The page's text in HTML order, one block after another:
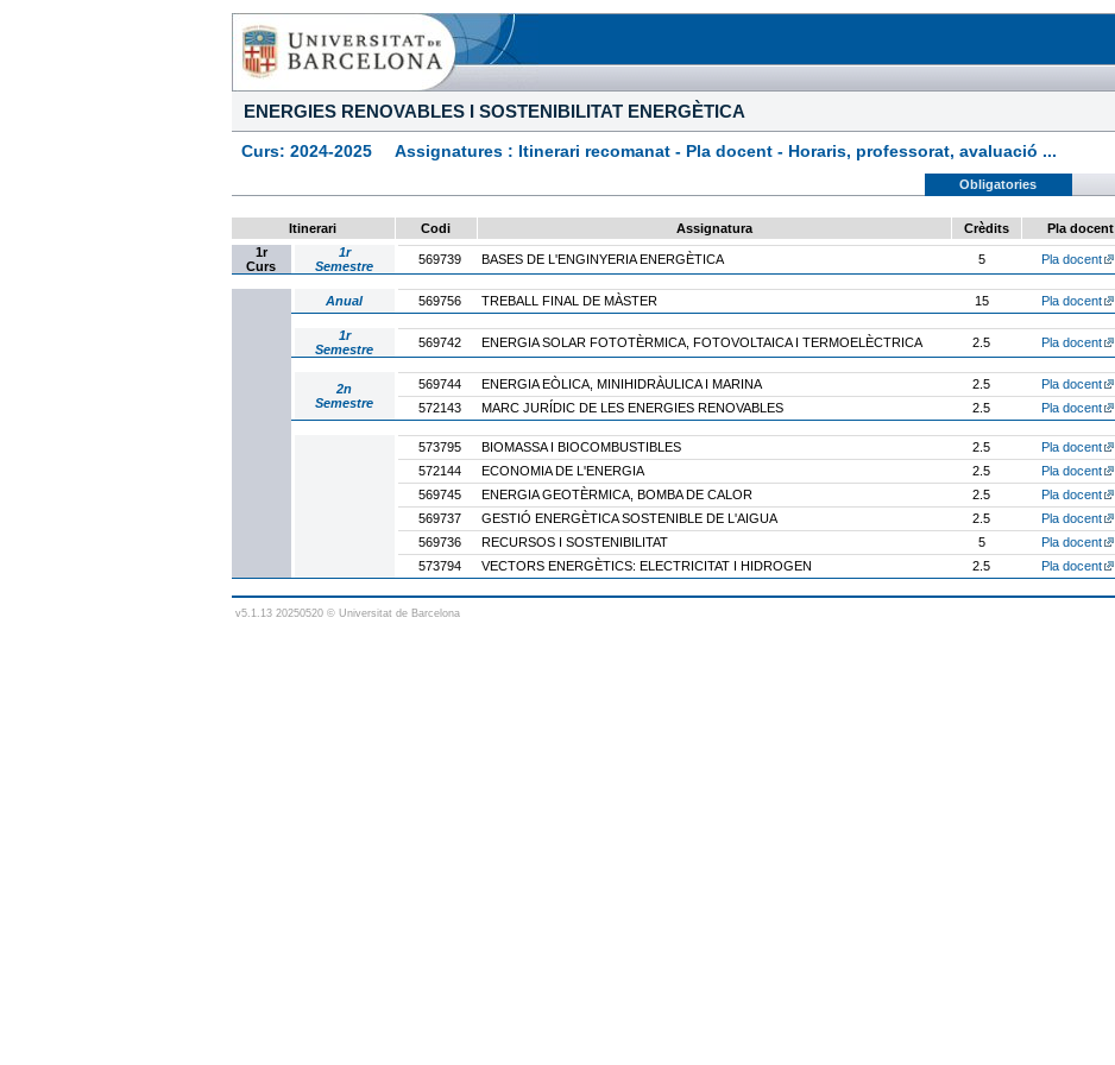
ENERGIES RENOVABLES I SOSTENIBILITAT ENERGÈTICA
Curs: 2024-2025 Assignatures : Itinerari recomanat - Pla docent - Horaris, professorat, avaluació ...
Obligatories
Itinerari Codi Assignatura Crèdits Pla docent
1r
Curs
1r
Semestre
569739 BASES DE L'ENGINYERIA ENERGÈTICA 5 Pla docent
Anual 569756 TREBALL FINAL DE MÀSTER 15 Pla docent
1r
Semestre
569742 ENERGIA SOLAR FOTOTÈRMICA, FOTOVOLTAICA I TERMOELÈCTRICA 2.5 Pla docent
2n
Semestre
569744 ENERGIA EÒLICA, MINIHIDRÀULICA I MARINA 2.5 Pla docent
572143
MARC JURÍDIC DE LES ENERGIES RENOVABLES 2.5 Pla docent
573795 BIOMASSA I BIOCOMBUSTIBLES 2.5 Pla docent
572144
ECONOMIA DE L'ENERGIA 2.5 Pla docent
569745
ENERGIA GEOTÈRMICA, BOMBA DE CALOR 2.5 Pla docent
569737
GESTIÓ ENERGÈTICA SOSTENIBLE DE L'AIGUA 2.5 Pla docent
569736
RECURSOS I SOSTENIBILITAT 5 Pla docent
573794
VECTORS ENERGÈTICS: ELECTRICITAT I HIDROGEN 2.5 Pla docent
v5.1.13 20250520 © Universitat de Barcelona